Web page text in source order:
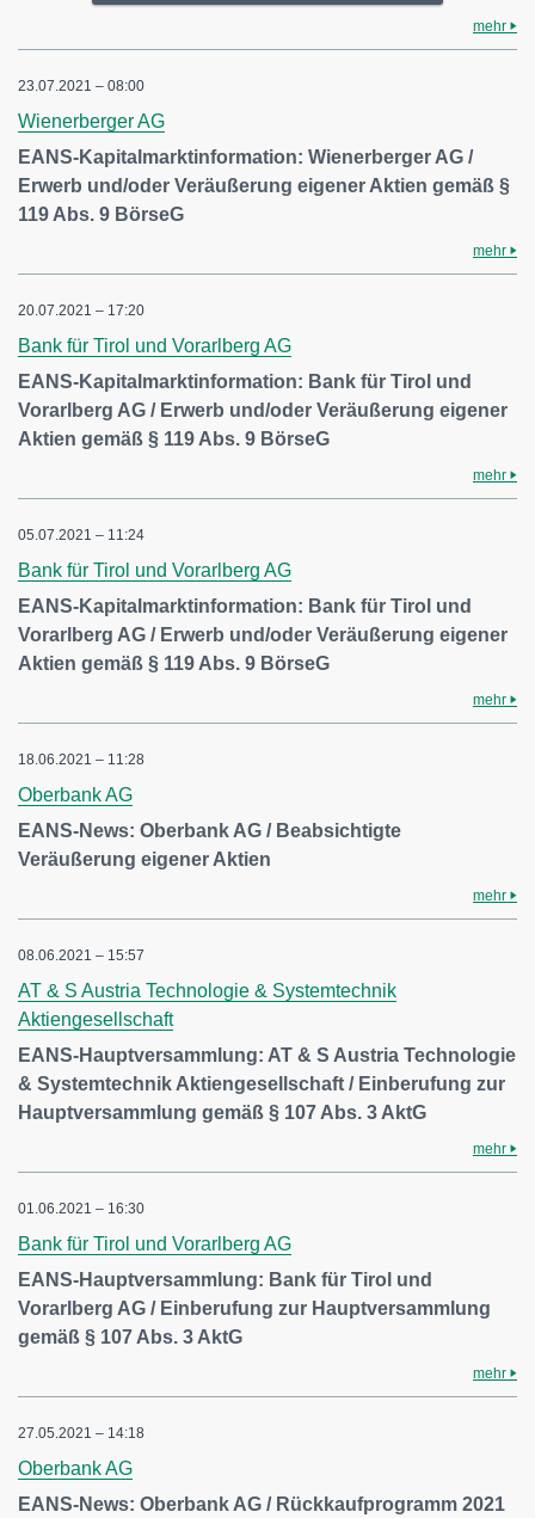
mehr
23.07.2021 – 08:00
Wienerberger AG
EANS-Kapitalmarktinformation: Wienerberger AG /
Erwerb und/oder Veräußerung eigener Aktien gemäß §
119 Abs. 9 BörseG
mehr
20.07.2021 – 17:20
Bank für Tirol und Vorarlberg AG
EANS-Kapitalmarktinformation: Bank für Tirol und
Vorarlberg AG / Erwerb und/oder Veräußerung eigener
Aktien gemäß § 119 Abs. 9 BörseG
mehr
05.07.2021 – 11:24
Bank für Tirol und Vorarlberg AG
EANS-Kapitalmarktinformation: Bank für Tirol und
Vorarlberg AG / Erwerb und/oder Veräußerung eigener
Aktien gemäß § 119 Abs. 9 BörseG
mehr
18.06.2021 – 11:28
Oberbank AG
EANS-News: Oberbank AG / Beabsichtigte
Veräußerung eigener Aktien
mehr
08.06.2021 – 15:57
AT & S Austria Technologie & Systemtechnik
Aktiengesellschaft
EANS-Hauptversammlung: AT & S Austria Technologie
& Systemtechnik Aktiengesellschaft / Einberufung zur
Hauptversammlung gemäß § 107 Abs. 3 AktG
mehr
01.06.2021 – 16:30
Bank für Tirol und Vorarlberg AG
EANS-Hauptversammlung: Bank für Tirol und
Vorarlberg AG / Einberufung zur Hauptversammlung
gemäß § 107 Abs. 3 AktG
mehr
27.05.2021 – 14:18
Oberbank AG
EANS-News: Oberbank AG / Rückkaufprogramm 2021